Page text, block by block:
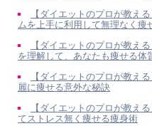
【ダイエットのプロが教え
ムを上手に利用して無理なく痩
【ダイエットのプロが教え
を理解して、あなたも痩せる体
【ダイエットのプロが教え
麗に痩せる意外な秘訣
【ダイエットのプロが教え
てストレス無く痩せる痩身術